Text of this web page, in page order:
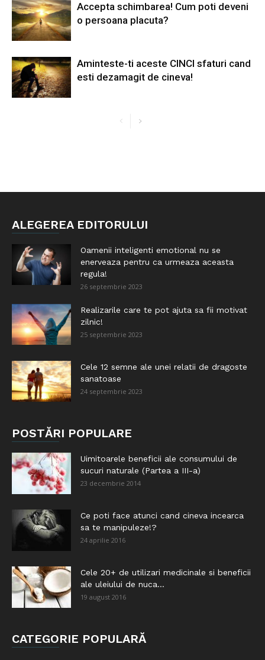
Accepta schimbarea! Cum poti deveni
o persoana placuta?
Aminteste-ti aceste CINCI sfaturi cand
esti dezamagit de cineva!
ALEGEREA EDITORULUI
Oamenii inteligenti emotional nu se
enerveaza pentru ca urmeaza aceasta
regula!
26 septembrie 2023
Realizarile care te pot ajuta sa fii motivat
zilnic!
25 septembrie 2023
Cele 12 semne ale unei relatii de dragoste
sanatoase
24 septembrie 2023
POSTĂRI POPULARE
Uimitoarele beneficii ale consumului de
sucuri naturale (Partea a III-a)
23 decembrie 2014
Ce poti face atunci cand cineva incearca
sa te manipuleze!?
24 aprilie 2016
Cele 20+ de utilizari medicinale si beneficii
ale uleiului de nuca...
19 august 2016
CATEGORIE POPULARĂ